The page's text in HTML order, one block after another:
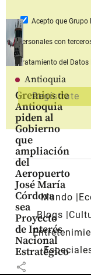
Antioquia
Gremios de
Antioquia
piden al
Gobierno
que
ampliación
del
Aeropuerto
José María
Córdova
sea
Proyecto
de Interés
Nacional
Estratégico
share
Acepto que Grupo
personales con
Tratamiento del Datos
Mundo
Blogs